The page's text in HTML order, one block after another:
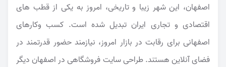
اصفهان، این شهر زیبا و تاریخی، امروز به یکی از قطب های
اقتصادی و تجاری ایران تبدیل شده است. کسب وکارهای
اصفهانی برای رقابت در بازار امروز، نیازمند حضور قدرتمند در
فضای آنلاین هستند. طراحی سایت فروشگاهی در اصفهان دیگر